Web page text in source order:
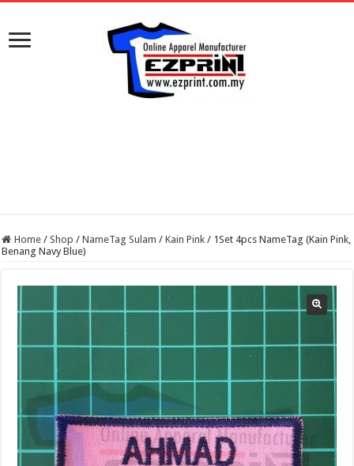
Home / Shop / NameTag Sulam / Kain Pink / 1Set 4pcs NameTag (Kain Pink,
Benang Navy Blue)